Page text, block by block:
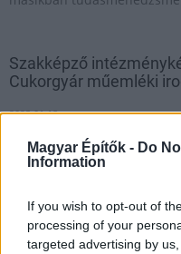
Magyar Építők - Do
Information
If you wish to opt-out of
processing of your
targeted advertising by
Szakképző
Cukorgyár műemléki
2023.01.18
Mi épül?